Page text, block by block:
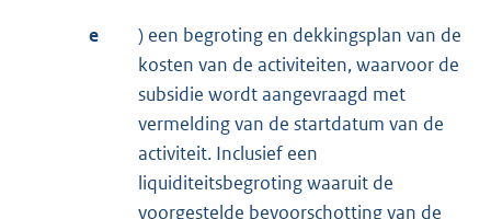
e
) een begroting en dekkingsplan van de
kosten van de activiteiten, waarvoor de
subsidie wordt aangevraagd met
vermelding van de startdatum van de
activiteit. Inclusief een
liquiditeitsbegroting waaruit de
voorgestelde bevoorschotting van de